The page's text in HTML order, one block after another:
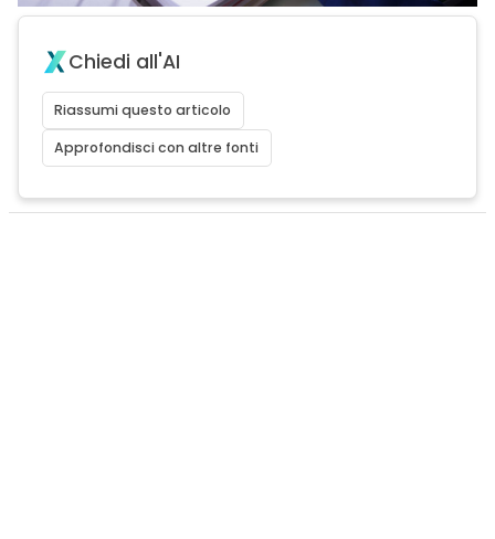
Chiedi all'AI
Riassumi questo articolo
Approfondisci con altre fonti